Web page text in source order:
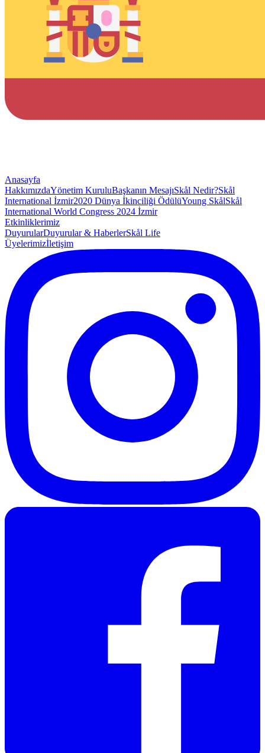
Anasayfa
HakkımızdaYönetim KuruluBaşkanın MesajıSkål Nedir?Skål
International İzmir2020 Dünya İkinciliği ÖdülüYoung SkålSkål
International World Congress 2024 İzmir
Etkinliklerimiz
DuyurularDuyurular & HaberlerSkål Life
Üyelerimizİletişim